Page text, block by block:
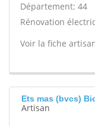
Département: 44
Rénovation
Voir la fiche
Ets mas (bvcs)
Artisan